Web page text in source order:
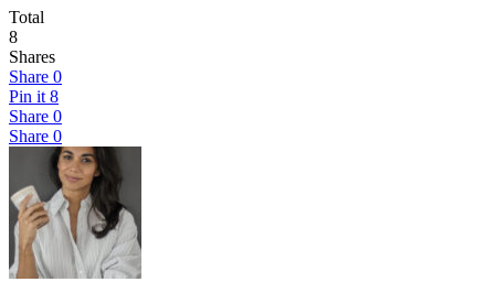
Total
8
Shares
Share 0
Pin it 8
Share 0
Share 0